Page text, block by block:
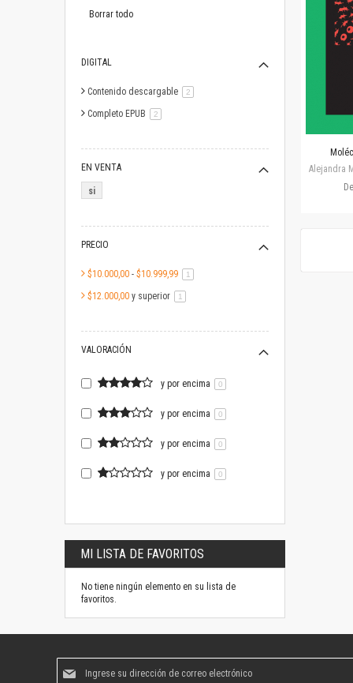
Alejandra
artículo
Borrar todo
DIGITAL
Contenido descargable 2artículo
Completo EPUB 2artículo
EN VENTA
si
PRECIO
$10.000,00 - $10.999,99 1
$12.000,00 y superior 1
VALORACIÓN
y por encima 0
y por encima 0
y por encima 0
y por encima 0
MI LISTA DE FAVORITOS
No tiene ningún elemento en su lista de
favoritos.